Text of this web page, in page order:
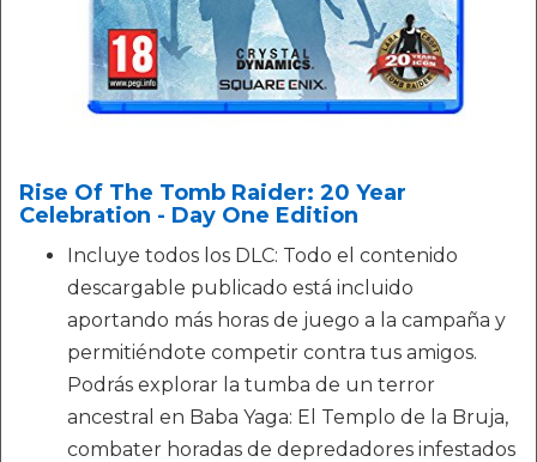
Rise Of The Tomb Raider: 20 Year
Celebration - Day One Edition
Incluye todos los DLC: Todo el contenido
descargable publicado está incluido
aportando más horas de juego a la campaña y
permitiéndote competir contra tus amigos.
Podrás explorar la tumba de un terror
ancestral en Baba Yaga: El Templo de la Bruja,
combater horadas de depredadores infestados